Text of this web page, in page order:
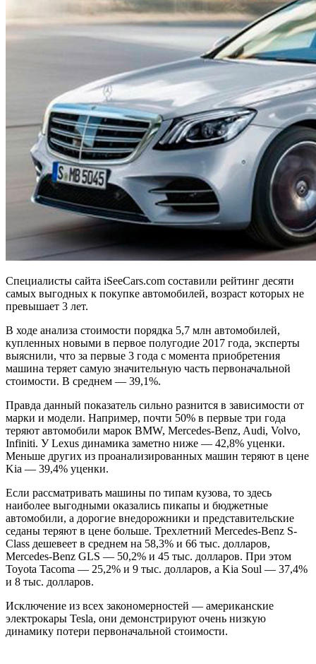
Специалисты сайта iSeeCars.com составили рейтинг десяти
самых выгодных к покупке автомобилей, возраст которых не
превышает 3 лет.
В ходе анализа стоимости порядка 5,7 млн автомобилей,
купленных новыми в первое полугодие 2017 года, эксперты
выяснили, что за первые 3 года с момента приобретения
машина теряет самую значительную часть первоначальной
стоимости. В среднем — 39,1%.
Правда данный показатель сильно разнится в зависимости от
марки и модели. Например, почти 50% в первые три года
теряют автомобили марок BMW, Mercedes-Benz, Audi, Volvo,
Infiniti. У Lexus динамика заметно ниже — 42,8% уценки.
Меньше других из проанализированных машин теряют в цене
Kia — 39,4% уценки.
Если рассматривать машины по типам кузова, то здесь
наиболее выгодными оказались пикапы и бюджетные
автомобили, а дорогие внедорожники и представительские
седаны теряют в цене больше. Трехлетний Mercedes-Benz S-
Class дешевеет в среднем на 58,3% и 66 тыс. долларов,
Mercedes-Benz GLS — 50,2% и 45 тыс. долларов. При этом
Toyota Tacoma — 25,2% и 9 тыс. долларов, а Kia Soul — 37,4%
и 8 тыс. долларов.
Исключение из всех закономерностей — американские
электрокары Tesla, они демонстрируют очень низкую
динамику потери первоначальной стоимости.